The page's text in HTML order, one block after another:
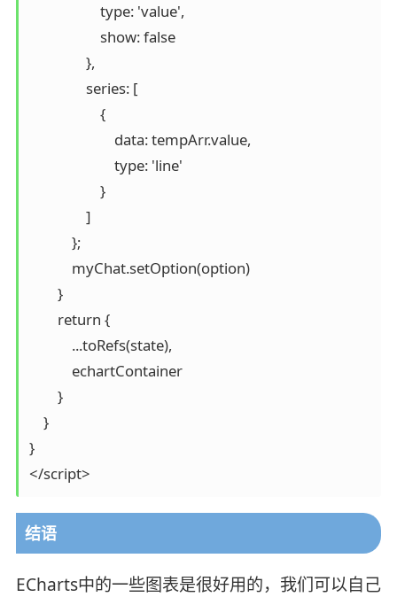
                    type: 'value',
                    show: false
                },
                series: [
                    {
                        data: tempArr.value,
                        type: 'line'
                    }
                ]
            };
            myChat.setOption(option)
        }
        return {
            ...toRefs(state),
            echartContainer
        }
    }
}
</script>
结语
ECharts中的一些图表是很好用的，我们可以自己